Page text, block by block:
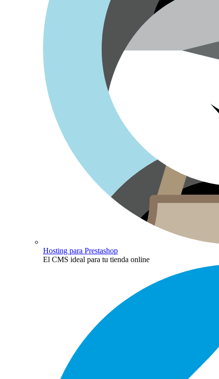
Hosting para Prestashop
El CMS ideal para tu tienda online